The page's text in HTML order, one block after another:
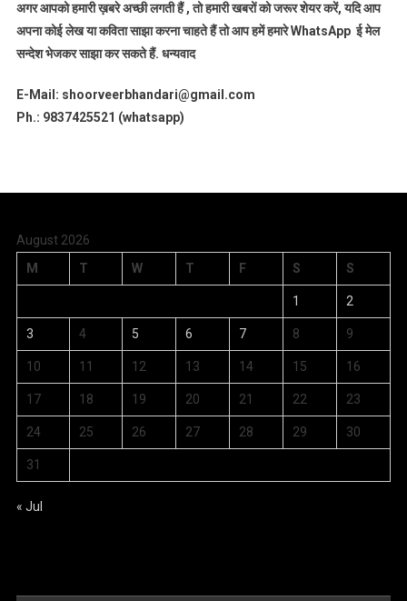
अगर आपको हमारी ख़बरे अच्छी लगती हैं , तो हमारी खबरों को जरूर शेयर करें, यदि आप
अपना कोई लेख या कविता साझा करना चाहते हैं तो आप हमें हमारे WhatsApp ई मेल
सन्देश भेजकर साझा कर सकते हैं. धन्यवाद
E-Mail: shoorveerbhandari@gmail.com
Ph.: 9837425521 (whatsapp)
August 2026
M
T W T F S S
1 2
3 4 5 6 7 8 9
10 11 12 13 14 15 16
17 18 19 20 21 22 23
24 25 26 27 28 29 30
31
« Jul